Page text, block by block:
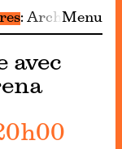
Archives
Menu
avec